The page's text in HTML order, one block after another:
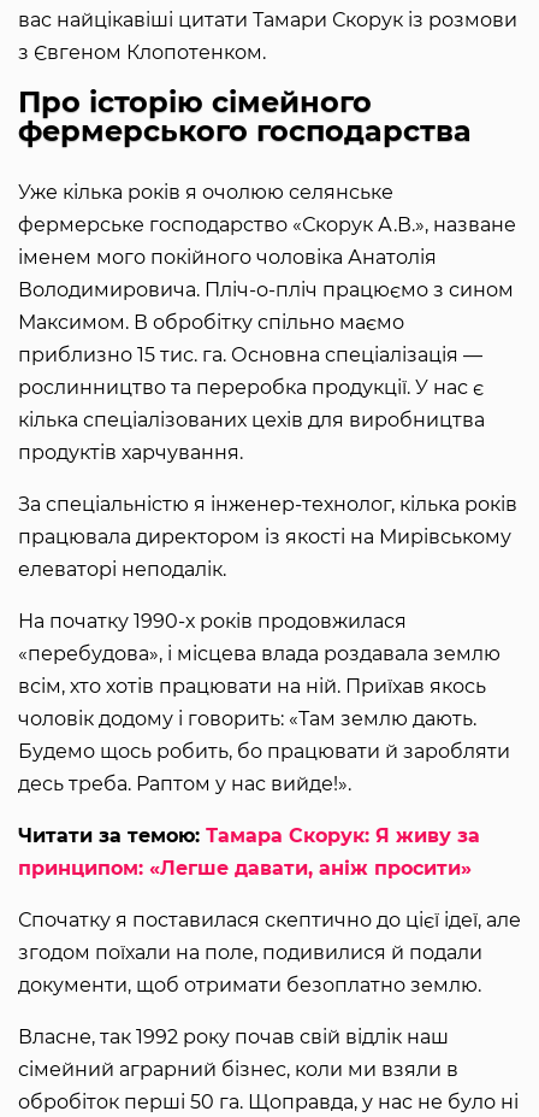
вас найцікавіші цитати Тамари Скорук із розмови
з Євгеном Клопотенком.
Про історію сімейного
фермерського господарства
Уже кілька років я очолюю селянське
фермерське господарство «Скорук А.В.», назване
іменем мого покійного чоловіка Анатолія
Володимировича. Пліч-о-пліч працюємо з сином
Максимом. В обробітку спільно маємо
приблизно 15 тис. га. Основна спеціалізація —
рослинництво та переробка продукції. У нас є
кілька спеціалізованих цехів для виробництва
продуктів харчування.
За спеціальністю я інженер-технолог, кілька років
працювала директором із якості на Мирівському
елеваторі неподалік.
На початку 1990-х років продовжилася
«перебудова», і місцева влада роздавала землю
всім, хто хотів працювати на ній. Приїхав якось
чоловік додому і говорить: «Там землю дають.
Будемо щось робить, бо працювати й заробляти
десь треба. Раптом у нас вийде!».
Читати за темою: Тамара Скорук: Я живу за
принципом: «Легше давати, аніж просити»
Спочатку я поставилася скептично до цієї ідеї, але
згодом поїхали на поле, подивилися й подали
документи, щоб отримати безоплатно землю.
Власне, так 1992 року почав свій відлік наш
сімейний аграрний бізнес, коли ми взяли в
обробіток перші 50 га. Щоправда, у нас не було ні